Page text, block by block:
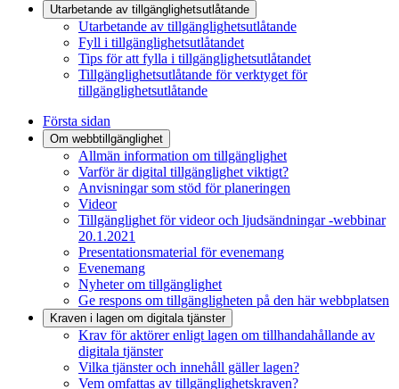
Utarbetande av tillgänglighets­utlåtande
Utarbetande av tillgänglighetsutlåtande
Fyll i tillgänglighetsutlåtandet
Tips för att fylla i tillgänglighetsutlåtandet
Tillgänglighetsutlåtande för verktyget för
tillgänglighetsutlåtande
Första sidan
Om webbtillgänglighet
Allmän information om tillgänglighet
Varför är digital tillgänglighet viktigt?
Anvisningar som stöd för planeringen
Videor
Tillgänglighet för videor och ljudsändningar -webbinar
20.1.2021
Presentationsmaterial för evenemang
Evenemang
Nyheter om tillgänglighet
Ge respons om tillgängligheten på den här webbplatsen
Kraven i lagen om digitala tjänster
Krav för aktörer enligt lagen om tillhandahållande av
digitala tjänster
Vilka tjänster och innehåll gäller lagen?
Vem omfattas av tillgänglighetskraven?